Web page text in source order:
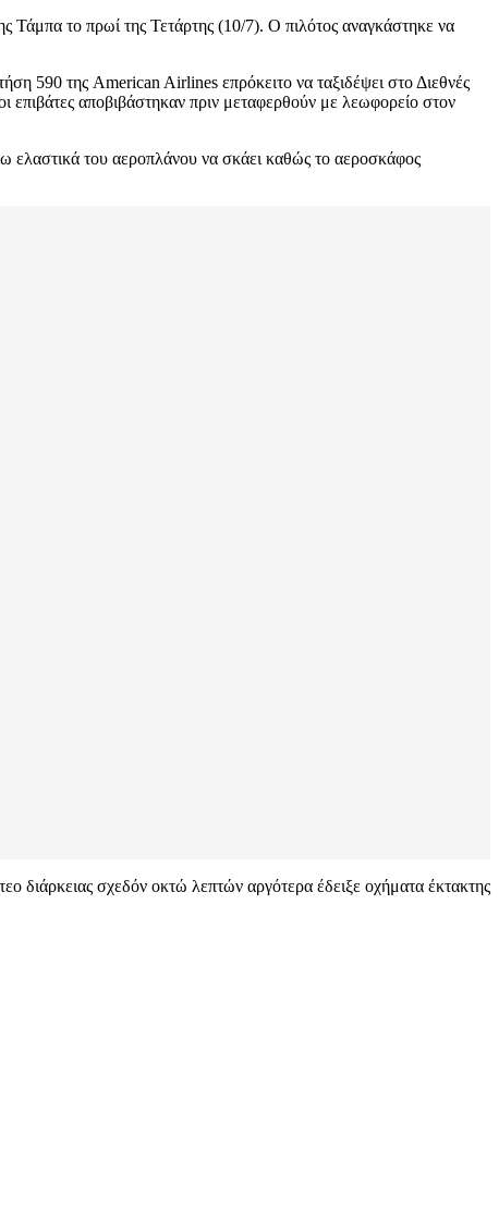
Τάμπα το πρωί της Τετάρτης (10/7). Ο πιλότος αναγκάστηκε να
590 της American Airlines επρόκειτο να ταξιδέψει στο Διεθνές
αποβιβάστηκαν πριν μεταφερθούν με λεωφορείο στον
ελαστικά του αεροπλάνου να σκάει καθώς το αεροσκάφος
διάρκειας σχεδόν οκτώ λεπτών αργότερα έδειξε οχήματα έκτακτης